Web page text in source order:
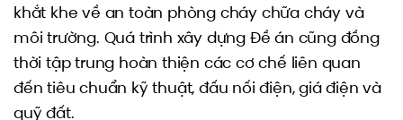
khắt khe về an toàn phòng cháy chữa cháy và
môi trường. Quá trình xây dựng Đề án cũng đồng
thời tập trung hoàn thiện các cơ chế liên quan
đến tiêu chuẩn kỹ thuật, đấu nối điện, giá điện và
quỹ đất.